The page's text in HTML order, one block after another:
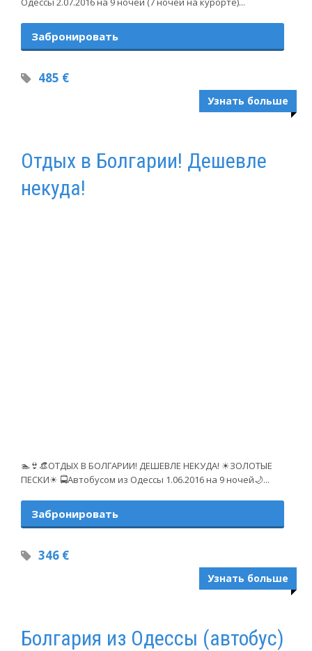
Забронировать
485 €
Узнать больше
Отдых в Болгарии! Дешевле
некуда!
🏊👙👒ОТДЫХ В БОЛГАРИИ! ДЕШЕВЛЕ НЕКУДА! ☀ЗОЛОТЫЕ
ПЕСКИ☀ 🚍Автобусом из Одессы 1.06.2016 на 9 ночей🌙...
Забронировать
346 €
Узнать больше
Болгария из Одессы (автобус)